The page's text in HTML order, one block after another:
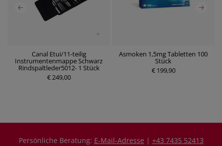
Canal Etui/11-teilig
Instrumentenmappe Schwarz
Rindspaltleder5012- 1 Stück
€ 249,00
Asmoken 1,5mg Tabletten 100
Stück
€ 199,90
P
r
Persönliche Beratung: E-Mail-Adresse | +43 7435 52413